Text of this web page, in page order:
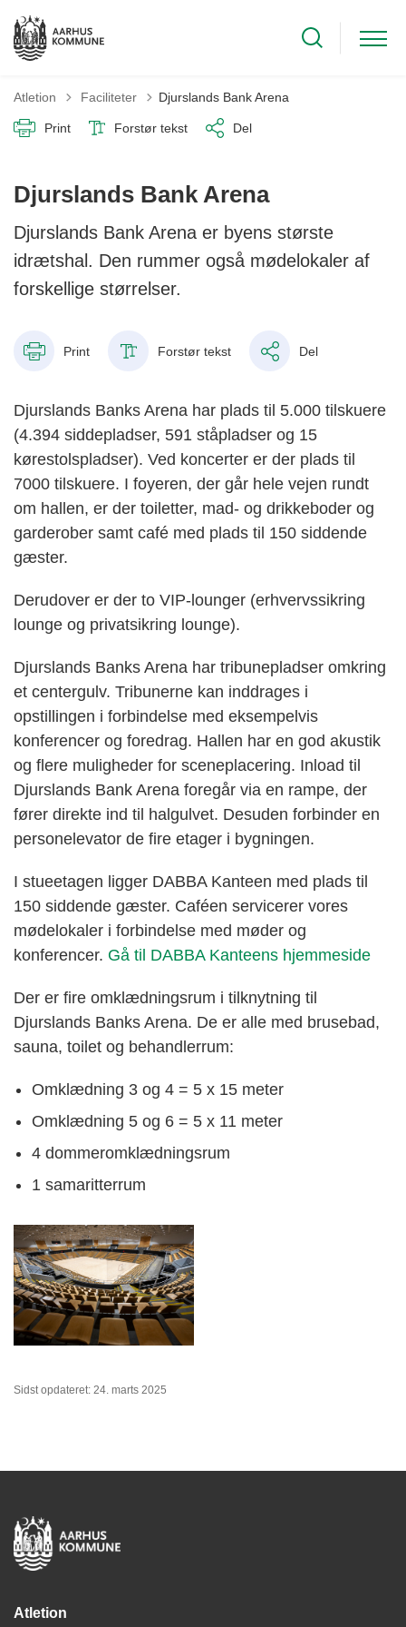
Atletion Tilbage til
Faciliteter Djurslands Bank Arena
Print Forstør tekst Del
Djurslands Bank Arena
Djurslands Bank Arena er byens største
idrætshal. Den rummer også mødelokaler af
forskellige størrelser.
Print Forstør tekst Del
Djurslands Banks Arena har plads til 5.000 tilskuere
(4.394 siddepladser, 591 ståpladser og 15
kørestolspladser). Ved koncerter er der plads til
7000 tilskuere. I foyeren, der går hele vejen rundt
om hallen, er der toiletter, mad- og drikkeboder og
garderober samt café med plads til 150 siddende
gæster.
Derudover er der to VIP-lounger (erhvervssikring
lounge og privatsikring lounge).
Djurslands Banks Arena har tribunepladser omkring
et centergulv. Tribunerne kan inddrages i
opstillingen i forbindelse med eksempelvis
konferencer og foredrag. Hallen har en god akustik
og flere muligheder for sceneplacering. Inload til
Djurslands Bank Arena foregår via en rampe, der
fører direkte ind til halgulvet. Desuden forbinder en
personelevator de fire etager i bygningen.
I stueetagen ligger DABBA Kanteen med plads til
150 siddende gæster. Caféen servicerer vores
mødelokaler i forbindelse med møder og
konferencer. Gå til DABBA Kanteens hjemmeside
Der er fire omklædningsrum i tilknytning til
Djurslands Banks Arena. De er alle med brusebad,
sauna, toilet og behandlerrum:
Omklædning 3 og 4 = 5 x 15 meter
Omklædning 5 og 6 = 5 x 11 meter
4 dommeromklædningsrum
1 samaritterrum
Sidst opdateret: 24. marts 2025
Atletion